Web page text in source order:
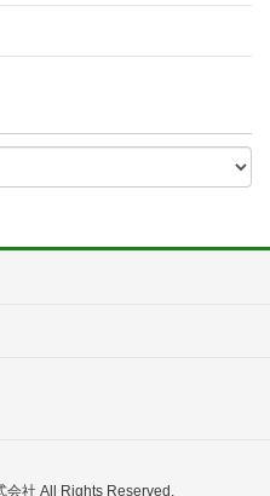
会社 All Rights Reserved.